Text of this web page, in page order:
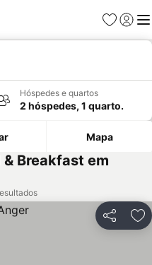
Favoritos
Iniciar
Hóspedes e quartos
2 hóspedes, 1 quarto.
Mapa
Breakfast em
Partilhar